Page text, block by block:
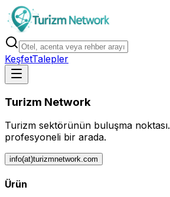
KeşfetTalepler
Turizm Network
Turizm sektörünün buluşma noktası.
profesyoneli bir arada.
info(at)turizmnetwork.com
Ürün